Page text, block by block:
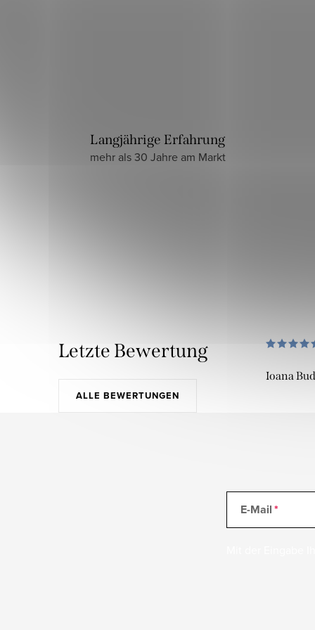
Langjährige Erfahrung
mehr als 30 Jahre am Markt
Letzte Bewertung
ALLE BEWERTUNGEN
Ioana
E-Mail